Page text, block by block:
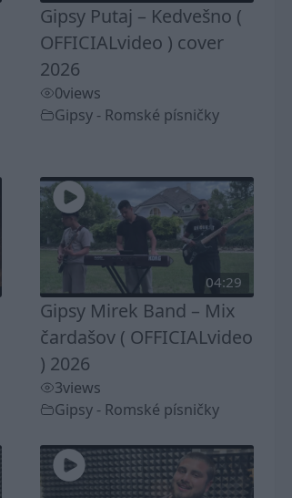
Gipsy Putaj – Kedvešno (
OFFICIALvideo ) cover
2026
0views
Gipsy - Romské písničky
04:29
Gipsy Mirek Band – Mix
čardašov ( OFFICIALvideo
) 2026
3views
Gipsy - Romské písničky